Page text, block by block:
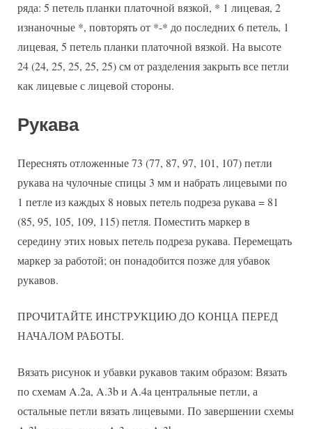
ряда: 5 петель планки платочной вязкой, * 1 лицевая, 2
изнаночные *, повторять от *-* до последних 6 петель, 1
лицевая, 5 петель планки платочной вязкой. На высоте
24 (24, 25, 25, 25, 25) см от разделения закрыть все петли
как лицевые с лицевой стороны.
Рукава
Переснять отложенные 73 (77, 87, 97, 101, 107) петли
рукава на чулочные спицы 3 мм и набрать лицевыми по
1 петле из каждых 8 новых петель подреза рукава = 81
(85, 95, 105, 109, 115) петля. Поместить маркер в
середину этих новых петель подреза рукава. Перемещать
маркер за работой; он понадобится позже для убавок
рукавов.
ПРОЧИТАЙТЕ ИНСТРУКЦИЮ ДО КОНЦА ПЕРЕД
НАЧАЛОМ РАБОТЫ.
Вязать рисунок и убавки рукавов таким образом: Вязать
по схемам A.2a, A.3b и A.4a центральные петли, а
остальные петли вязать лицевыми. По завершении схемы